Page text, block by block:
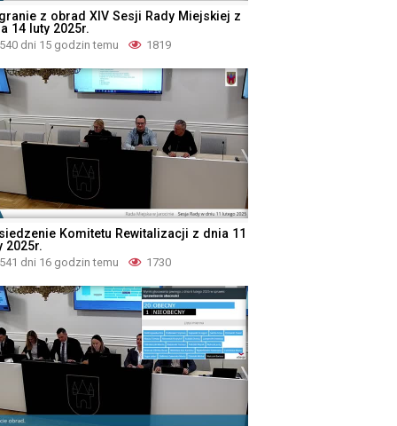
z obrad XIV Sesji Rady Miejskiej z
14 luty 2025r.
540 dni 15 godzin temu 1819
Komitetu Rewitalizacji z dnia 11
2025r.
541 dni 16 godzin temu 1730